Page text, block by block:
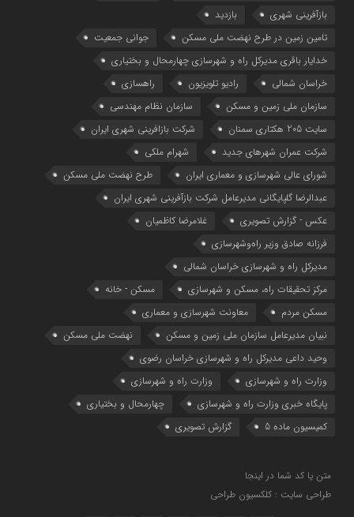
بازآفرینی شهری
بازدید
تامین زمین در طرح نهضت ملی مسکن
جوانی جمعیت
خدایار باقری مدیرکل راه و شهرسازی چهارمحال و بختیاری
خراسان شمالی
رادیو تلویزیون
راهسازی
سازمان ملی زمین و مسکن
سازمان نظام مهندسی
سایت 205 هکتاری سمنان
شرکت بازافرینی شهری ایران
شرکت عمران شهرهای جدید
شهرام ملکی
شوراي عالي شهرسازی و معماري ايران
طرح نهضت ملی مسکن
عبدالرضا گلپایگانی مدیرعامل شرکت بازآفرینی شهری ایران
عکس - گزارش تصویری
غلامرضا کاظمیان
فرزانه صادق وزیر راه‌وشهرسازی
مدیرکل راه و شهرسازی خراسان شمالی
مرکز تحقیقات راه، مسکن و شهرسازی
مسکن - خانه
مسکن مردم
معاونت شهرسازي و معماري
نبیان مدیرعامل سازمان ملی زمین و مسکن
نهضت ملی مسکن
وحید داعی مدیرکل راه و شهرسازی خراسان رضوی
وزارت راه و شهرسازي
وزارت راه و شهرسازی
پایگاه خبری وزارت راه و شهرسازی
چهارمحال و بختیاری
کمیسیون ماده 5
گزارش تصویری
متن یا کد شما در اینجا
طراحی سایت : کلکسیون طراحی